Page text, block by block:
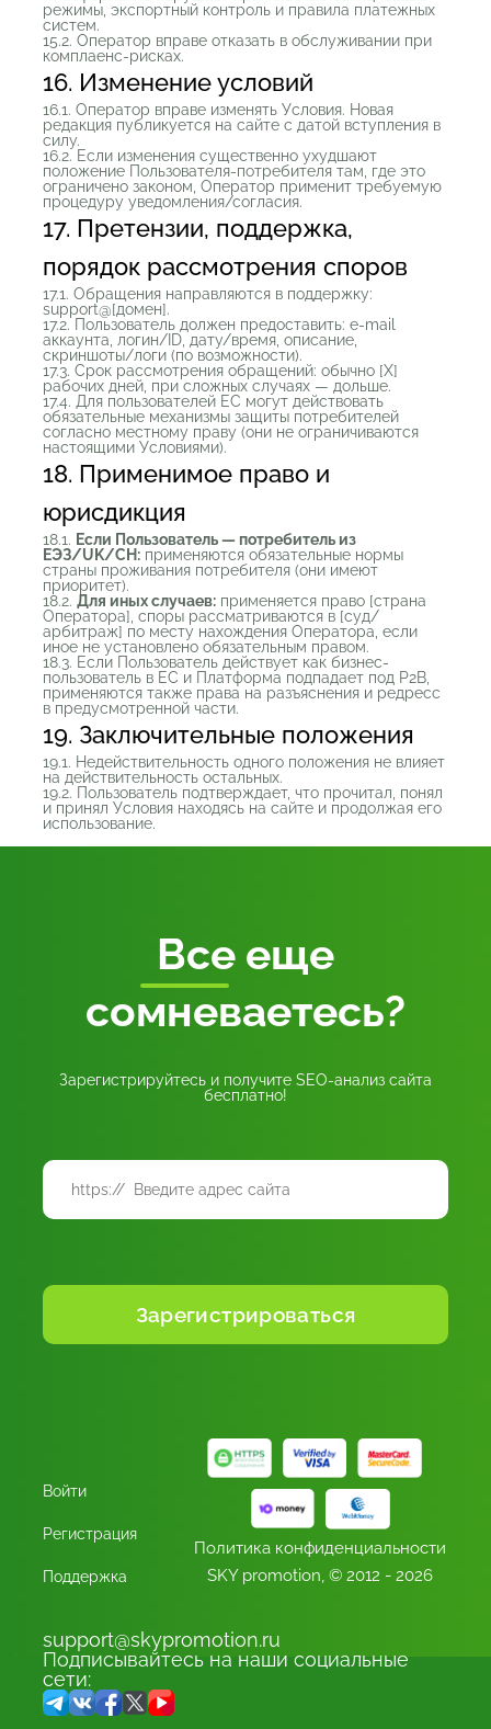
режимы, экспортный контроль и правила платежных
систем.
15.2. Оператор вправе отказать в обслуживании при
комплаенс-рисках.
16. Изменение условий
16.1. Оператор вправе изменять Условия. Новая
редакция публикуется на сайте с датой вступления в
силу.
16.2. Если изменения существенно ухудшают
положение Пользователя-потребителя там, где это
ограничено законом, Оператор применит требуемую
процедуру уведомления/согласия.
17. Претензии, поддержка,
порядок рассмотрения споров
17.1. Обращения направляются в поддержку:
support@[домен].
17.2. Пользователь должен предоставить: e-mail
аккаунта, логин/ID, дату/время, описание,
скриншоты/логи (по возможности).
17.3. Срок рассмотрения обращений: обычно [X]
рабочих дней, при сложных случаях — дольше.
17.4. Для пользователей ЕС могут действовать
обязательные механизмы защиты потребителей
согласно местному праву (они не ограничиваются
настоящими Условиями).
18. Применимое право и
юрисдикция
18.1. Если Пользователь — потребитель из
ЕЭЗ/UK/CH: применяются обязательные нормы
страны проживания потребителя (они имеют
приоритет).
18.2. Для иных случаев: применяется право [страна
Оператора], споры рассматриваются в [суд/
арбитраж] по месту нахождения Оператора, если
иное не установлено обязательным правом.
18.3. Если Пользователь действует как бизнес-
пользователь в ЕС и Платформа подпадает под P2B,
применяются также права на разъяснения и редресс
в предусмотренной части.
19. Заключительные положения
19.1. Недействительность одного положения не влияет
на действительность остальных.
19.2. Пользователь подтверждает, что прочитал, понял
и принял Условия находясь на сайте и продолжая его
использование.
Все еще
сомневаетесь?
Зарегистрируйтесь и получите SEO-анализ сайта
бесплатно!
Войти
Регистрация
Поддержка
Политика конфиденциальности
SKY promotion, © 2012 - 2026
support@skypromotion.ru
Подписывайтесь на наши социальные
сети: